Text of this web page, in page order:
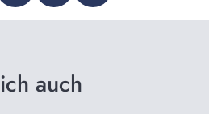
auch